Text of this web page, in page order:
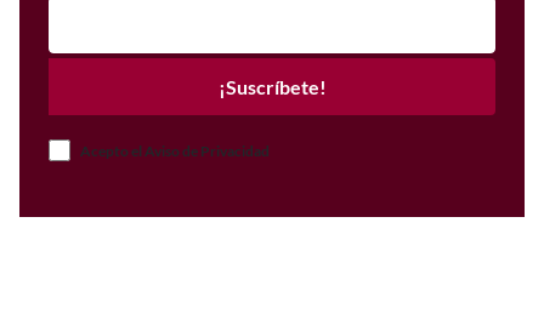
¡Suscríbete!
Acepto el Aviso de Privacidad